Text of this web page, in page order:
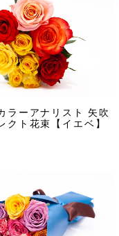
ラーアナリスト 矢吹
クト花束【イエベ】